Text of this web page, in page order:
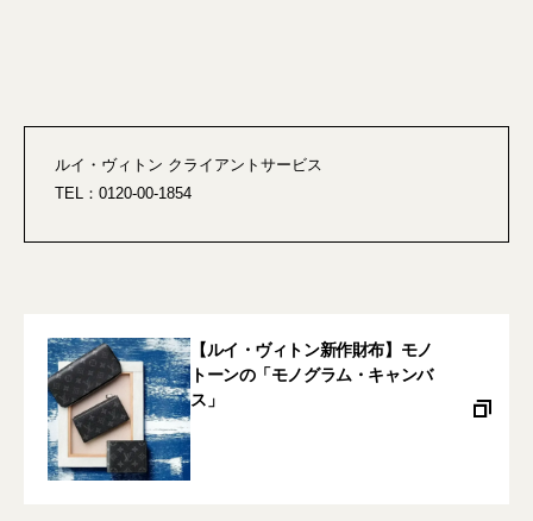
ルイ・ヴィトン クライアントサービス
TEL：0120-00-1854
【ルイ・ヴィトン新作財布】モノ
トーンの「モノグラム・キャンバ
ス」